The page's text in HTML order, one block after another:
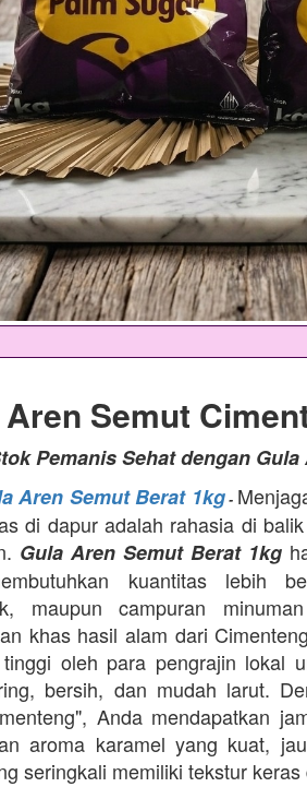
Semut
Pemanis Sehat dengan
Aren Semut Berat 1kg-
di dapur adalah rahasia di
Gula Aren Semut Berat 1kg
kuantitas lebih
maupun campuran
khas hasil alam dari
oleh para pengrajin lokal
bersih, dan mudah larut.
Anda mendapatkan
aroma karamel yang kuat,
seringkali memiliki tekstur